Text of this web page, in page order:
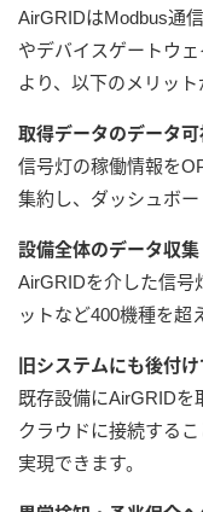
AirGRIDはModbus通
やデバイスゲートウ
より、以下のメリット
取得データのデータ
信号灯の稼働情報を
集約し、ダッシュボー
設備全体のデータ収集
AirGRIDを介した信号
ットなど400機種を超
旧システムにも後付
既存設備にAirGRIDを
クラウドに接続する
実現できます。